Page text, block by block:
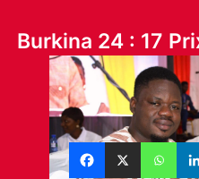
Burkina 24 : 17